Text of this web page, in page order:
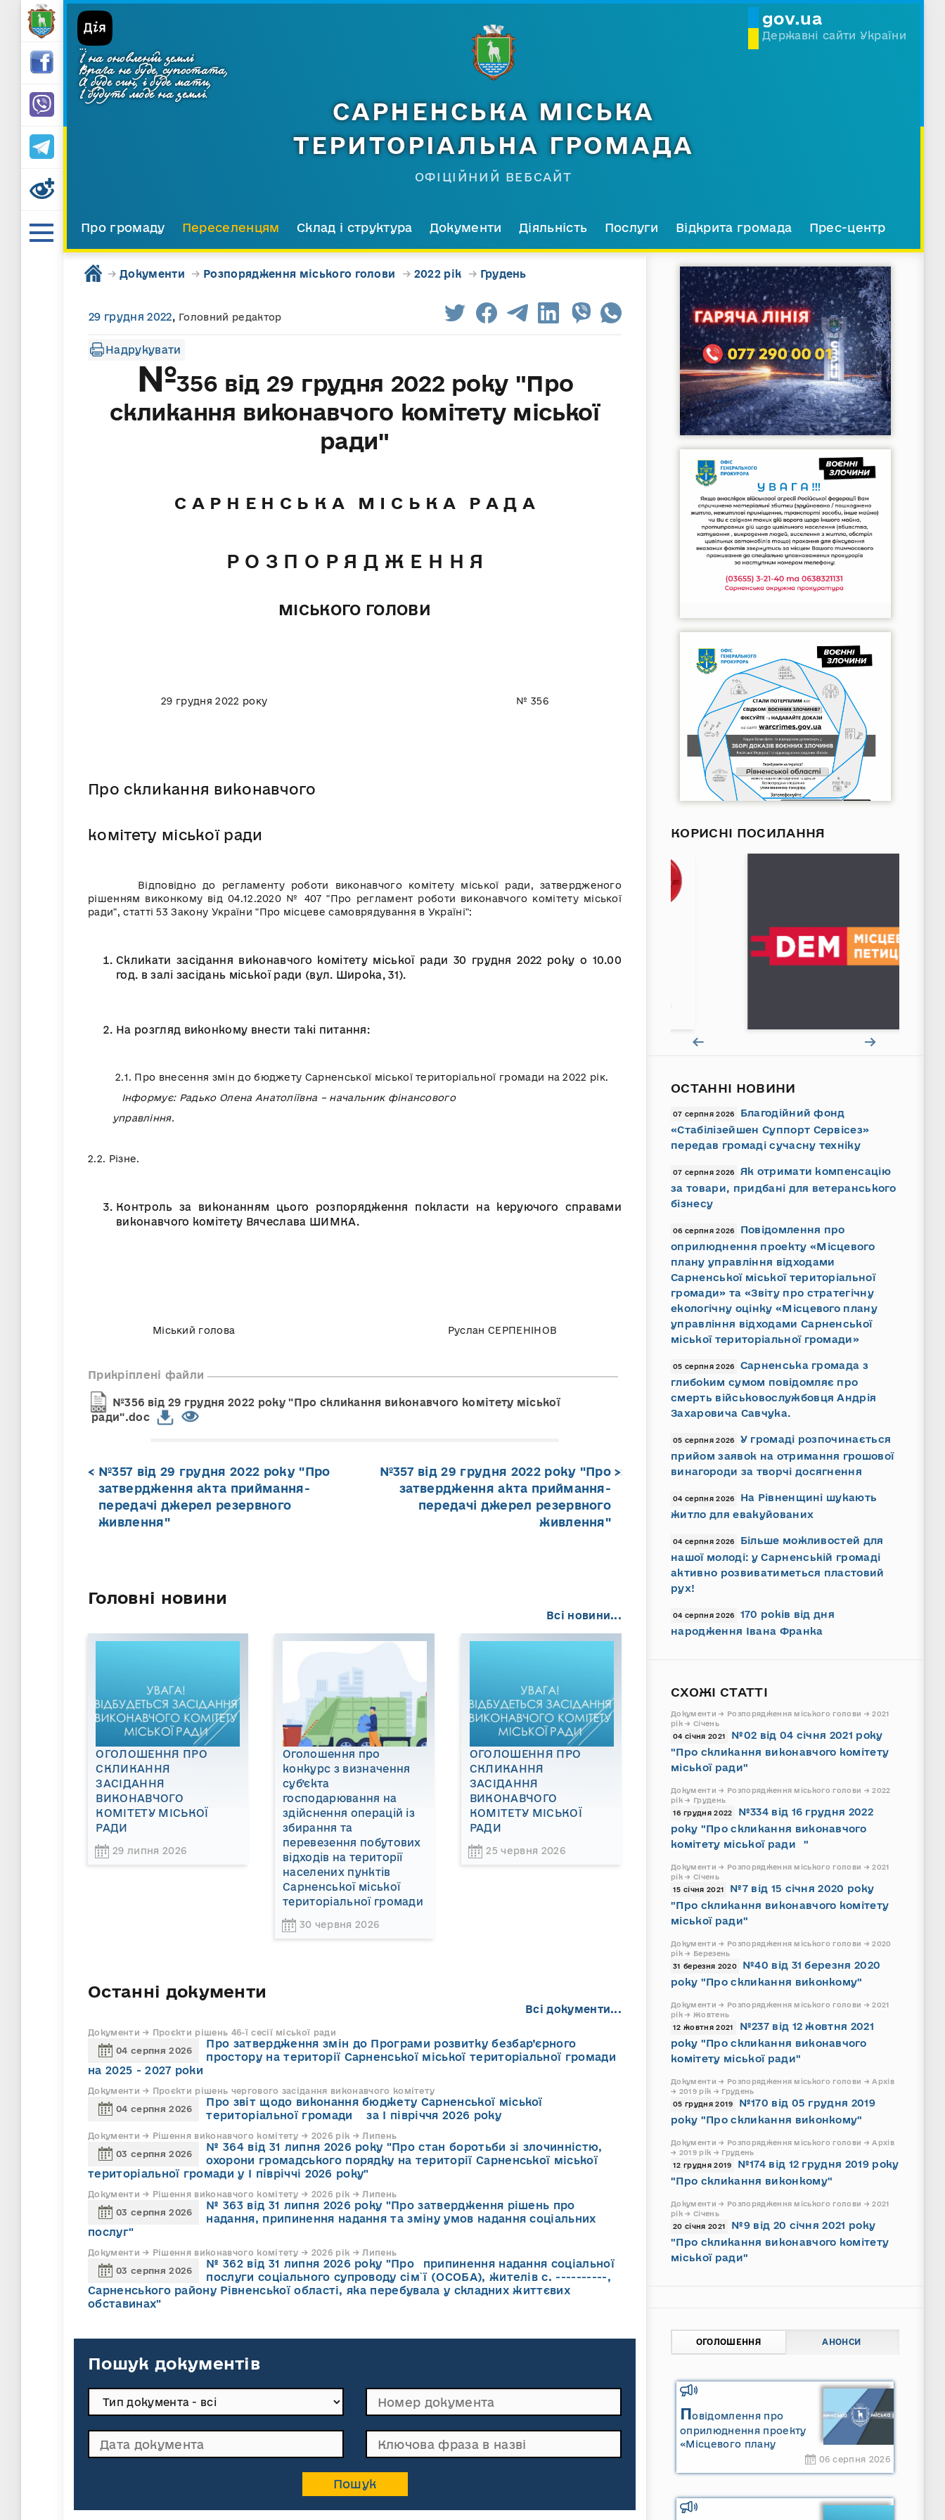
gov.ua
Державні сайти України
...
І на оновленій землі
Врага не буде, супостата,
А буде син, і буде мати,
І будуть люде на землі.
САРНЕНСЬКА МІСЬКА
ТЕРИТОРІАЛЬНА ГРОМАДА
ОФІЦІЙНИЙ ВЕБСАЙТ
Про громаду Переселенцям Склад і структура Документи Діяльність Послуги Відкрита громада Прес-центр
→ Документи → Розпорядження міського голови → 2022 рік → Грудень
29 грудня 2022, Головний редактор
Надрукувати
№356 від 29 грудня 2022 року "Про
скликання виконавчого комітету міської
ради"
С А Р Н Е Н С Ь К А М І С Ь К А Р А Д А
Р О З П О Р Я Д Ж Е Н Н Я
МІСЬКОГО ГОЛОВИ
29 грудня 2022 року № 356
Про скликання виконавчого
комітету міської ради
Відповідно до регламенту роботи виконавчого комітету міської ради, затвердженого
рішенням виконкому від 04.12.2020 № 407 "Про регламент роботи виконавчого комітету міської
ради", статті 53 Закону України "Про місцеве самоврядування в Україні":
Скликати засідання виконавчого комітету міської ради 30 грудня 2022 року о 10.00
год. в залі засідань міської ради (вул. Широка, 31).
На розгляд виконкому внести такі питання:
2.1. Про внесення змін до бюджету Сарненської міської територіальної громади на 2022 рік.
Інформує: Радько Олена Анатоліївна – начальник фінансового
управління.
2.2. Різне.
Контроль за виконанням цього розпорядження покласти на керуючого справами
виконавчого комітету Вячеслава ШИМКА.
Міський голова Руслан СЕРПЕНІНОВ
Прикріплені файли
№356 від 29 грудня 2022 року "Про скликання виконавчого комітету міської
ради".doc
№357 від 29 грудня 2022 року "Про
затвердження акта приймання-
передачі джерел резервного
живлення"
№357 від 29 грудня 2022 року "Про
затвердження акта приймання-
передачі джерел резервного
живлення"
Головні новини
Всі новини...
ОГОЛОШЕННЯ ПРО
СКЛИКАННЯ
ЗАСІДАННЯ
ВИКОНАВЧОГО
КОМІТЕТУ МІСЬКОЇ
РАДИ
29 липня 2026
Оголошення про
конкурс з визначення
суб’єкта
господарювання на
здійснення операцій із
збирання та
перевезення побутових
відходів на території
населених пунктів
Сарненської міської
територіальної громади
30 червня 2026
ОГОЛОШЕННЯ ПРО
СКЛИКАННЯ
ЗАСІДАННЯ
ВИКОНАВЧОГО
КОМІТЕТУ МІСЬКОЇ
РАДИ
25 червня 2026
Останні документи
Всі документи...
Документи → Проєкти рішень 46-ї сесії міської ради
04 серпня 2026
Про затвердження змін до Програми розвитку безбар’єрного
простору на території Сарненської міської територіальної громади
на 2025 - 2027 роки
Документи → Проєкти рішень чергового засідання виконавчого комітету
04 серпня 2026
Про звіт щодо виконання бюджету Сарненської міської
територіальної громади за І півріччя 2026 року
Документи → Рішення виконавчого комітету → 2026 рік → Липень
03 серпня 2026
№ 364 від 31 липня 2026 року "Про стан боротьби зі злочинністю,
охорони громадського порядку на території Сарненської міської
територіальної громади у І півріччі 2026 року"
Документи → Рішення виконавчого комітету → 2026 рік → Липень
03 серпня 2026
№ 363 від 31 липня 2026 року "Про затвердження рішень про
надання, припинення надання та зміну умов надання соціальних
послуг"
Документи → Рішення виконавчого комітету → 2026 рік → Липень
03 серпня 2026
№ 362 від 31 липня 2026 року "Про припинення надання соціальної
послуги соціального супроводу cім`ї (ОСОБА), жителів с. ----------,
Сарненського району Рівненської області, яка перебувала у складних життєвих
обставинах"
Пошук документів
КОРИСНІ ПОСИЛАННЯ
ОСТАННІ НОВИНИ
07 серпня 2026
Благодійний фонд
«Стабілізейшен Суппорт Сервісез»
передав громаді сучасну техніку
07 серпня 2026
Як отримати компенсацію
за товари, придбані для ветеранського
бізнесу
06 серпня 2026
Повідомлення про
оприлюднення проекту «Місцевого
плану управління відходами
Сарненської міської територіальної
громади» та «Звіту про стратегічну
екологічну оцінку «Місцевого плану
управління відходами Сарненської
міської територіальної громади»
05 серпня 2026
Сарненська громада з
глибоким сумом повідомляє про
смерть військовослужбовця Андрія
Захаровича Савчука.
05 серпня 2026
У громаді розпочинається
прийом заявок на отримання грошової
винагороди за творчі досягнення
04 серпня 2026
На Рівненщині шукають
житло для евакуйованих
04 серпня 2026
Більше можливостей для
нашої молоді: у Сарненській громаді
активно розвиватиметься пластовий
рух!
04 серпня 2026
170 років від дня
народження Івана Франка
СХОЖІ СТАТТІ
Документи → Розпорядження міського голови → 2021
рік → Січень
04 січня 2021
№02 від 04 січня 2021 року
"Про скликання виконавчого комітету
міської ради"
Документи → Розпорядження міського голови → 2022
рік → Грудень
16 грудня 2022
№334 від 16 грудня 2022
року "Про скликання виконавчого
комітету міської ради "
Документи → Розпорядження міського голови → 2021
рік → Січень
15 січня 2021
№7 від 15 січня 2020 року
"Про скликання виконавчого комітету
міської ради"
Документи → Розпорядження міського голови → 2020
рік → Березень
31 березня 2020
№40 від 31 березня 2020
року "Про скликання виконкому"
Документи → Розпорядження міського голови → 2021
рік → Жовтень
12 жовтня 2021
№237 від 12 жовтня 2021
року "Про скликання виконавчого
комітету міської ради"
Документи → Розпорядження міського голови → Архів
→ 2019 рік → Грудень
05 грудня 2019
№170 від 05 грудня 2019
року "Про скликання виконкому"
Документи → Розпорядження міського голови → Архів
→ 2019 рік → Грудень
12 грудня 2019
№174 від 12 грудня 2019 року
"Про скликання виконкому"
Документи → Розпорядження міського голови → 2021
рік → Січень
20 січня 2021
№9 від 20 січня 2021 року
"Про скликання виконавчого комітету
міської ради"
ОГОЛОШЕННЯ АНОНСИ
Повідомлення про
оприлюднення проекту
«Місцевого плану
Сарненської міської
та «Звіту про стратегічну
екологічну оцінку
06 серпня 2026